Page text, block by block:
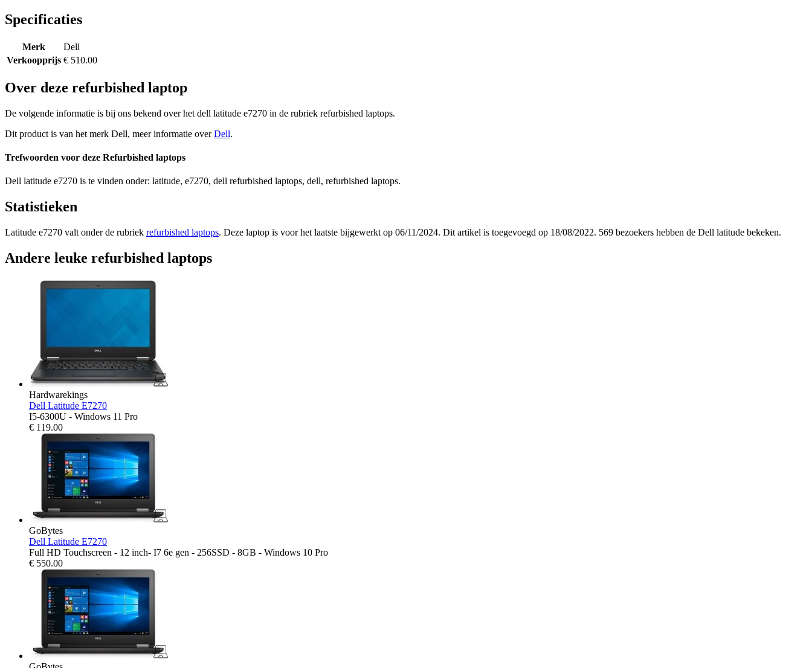
Specificaties
Merk
Dell
Verkoopprijs € 510.00
Over deze refurbished laptop
De volgende informatie is bij ons bekend over het dell latitude e7270 in de rubriek refurbished laptops.
Dit product is van het merk Dell, meer informatie overDell.
Trefwoorden voor deze Refurbished laptops
Dell latitude e7270 is te vinden onder: latitude, e7270, dell refurbished laptops, dell, refurbished laptops.
Statistieken
Latitude e7270 valt onder de rubriek refurbished laptops. Deze laptop is voor het laatste bijgewerkt op 06/11/2024. Dit artikel is toegevoegd op 18/08/2022. 569 bezoekers hebben de Dell latitude bekeken.
Andere leuke refurbished laptops
Hardwarekings
Dell Latitude E7270
I5-6300U - Windows 11 Pro
€ 119.00
GoBytes
Dell Latitude E7270
Full HD Touchscreen - 12 inch- I7 6e gen - 256SSD - 8GB - Windows 10 Pro
€ 550.00